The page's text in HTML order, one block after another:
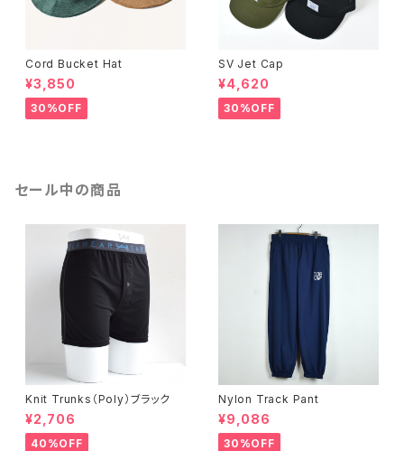
Cord Bucket Hat
¥3,850
30%OFF
SV Jet Cap
¥4,620
30%OFF
セール中の商品
Knit Trunks（Poly）ブラック
¥2,706
40%OFF
Nylon Track Pant
¥9,086
30%OFF